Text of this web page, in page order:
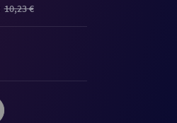
10,23 €